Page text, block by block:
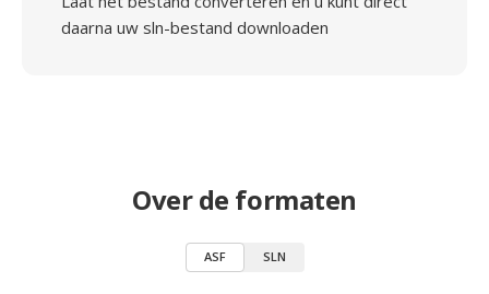
daarna uw sln-bestand downloaden
Over de formaten
ASF SLN